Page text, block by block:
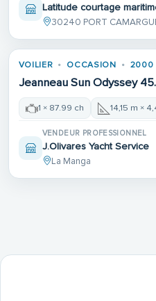
Latitude courtage
30240 PORT
VOILIER OCCASION 2000
Jeanneau Sun Odyssey
1 × 87.99 ch 14,15 m ×
VENDEUR PROFESSIONNEL
J.Olivares Yacht Service
La Manga